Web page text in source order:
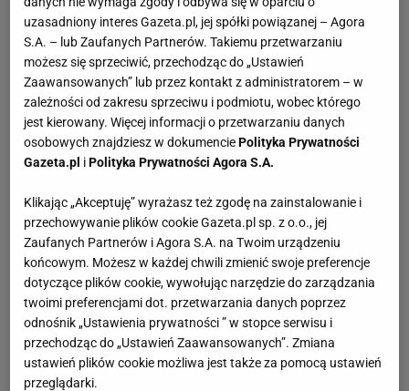
uzasadniony interes Gazeta.pl, jej spółki powiązanej – Agora
S.A. – lub Zaufanych Partnerów. Takiemu przetwarzaniu
możesz się sprzeciwić, przechodząc do „Ustawień
Zaawansowanych” lub przez kontakt z administratorem – w
zależności od zakresu sprzeciwu i podmiotu, wobec którego
jest kierowany. Więcej informacji o przetwarzaniu danych
osobowych znajdziesz w dokumenciePolityka Prywatności
Gazeta.pl iPolityka Prywatności Agora S.A.
Klikając „Akceptuję” wyrażasz też zgodę na zainstalowanie i
przechowywanie plików cookie Gazeta.pl sp. z o.o., jej
Zaufanych Partnerów i Agora S.A. na Twoim urządzeniu
końcowym. Możesz w każdej chwili zmienić swoje preferencje
dotyczące plików cookie, wywołując narzędzie do zarządzania
twoimi preferencjami dot. przetwarzania danych poprzez
odnośnik „Ustawienia prywatności ” w stopce serwisu i
przechodząc do „Ustawień Zaawansowanych”. Zmiana
ustawień plików cookie możliwa jest także za pomocą ustawień
przeglądarki.